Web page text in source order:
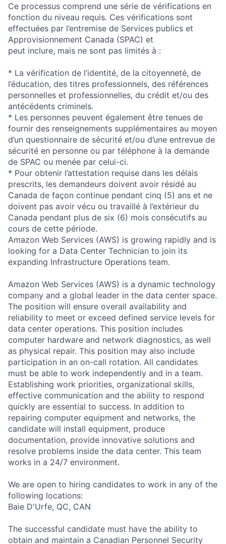
Ce processus comprend une série de vérifications en
fonction du niveau requis. Ces vérifications sont
effectuées par l’entremise de Services publics et
Approvisionnement Canada (SPAC) et
peut inclure, mais ne sont pas limités à :
* La vérification de l’identité, de la citoyenneté, de
l’éducation, des titres professionnels, des références
personnelles et professionnelles, du crédit et/ou des
antécédents criminels.
* Les personnes peuvent également être tenues de
fournir des renseignements supplémentaires au moyen
d’un questionnaire de sécurité et/ou d’une entrevue de
sécurité en personne ou par téléphone à la demande
de SPAC ou menée par celui-ci.
* Pour obtenir l’attestation requise dans les délais
prescrits, les demandeurs doivent avoir résidé au
Canada de façon continue pendant cinq (5) ans et ne
doivent pas avoir vécu ou travaillé à l’extérieur du
Canada pendant plus de six (6) mois consécutifs au
cours de cette période.
Amazon Web Services (AWS) is growing rapidly and is
looking for a Data Center Technician to join its
expanding Infrastructure Operations team.
Amazon Web Services (AWS) is a dynamic technology
company and a global leader in the data center space.
The position will ensure overall availability and
reliability to meet or exceed defined service levels for
data center operations. This position includes
computer hardware and network diagnostics, as well
as physical repair. This position may also include
participation in an on-call rotation. All candidates
must be able to work independently and in a team.
Establishing work priorities, organizational skills,
effective communication and the ability to respond
quickly are essential to success. In addition to
repairing computer equipment and networks, the
candidate will install equipment, produce
documentation, provide innovative solutions and
resolve problems inside the data center. This team
works in a 24/7 environment.
We are open to hiring candidates to work in any of the
following locations:
Baie D'Urfe, QC, CAN
The successful candidate must have the ability to
obtain and maintain a Canadian Personnel Security